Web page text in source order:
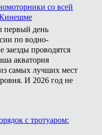
со всей
Кинешме
первый день
по водно-
проводятся
акватория
самых лучших мест
И 2026 год не
с тротуаром: